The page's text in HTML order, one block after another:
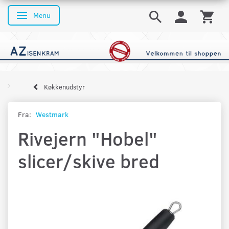
Skifte navigation
Menu
Køkkenudstyr
Fra: Westmark
Rivejern "Hobel"
slicer/skive bred